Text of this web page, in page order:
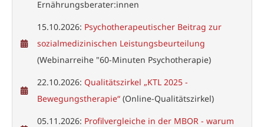
Ernährungsberater:innen
15.10.2026: Psychotherapeutischer Beitrag zur
sozialmedizinischen Leistungsbeurteilung
(Webinarreihe "60-Minuten Psychotherapie)
22.10.2026: Qualitätszirkel „KTL 2025 -
Bewegungstherapie“ (Online-Qualitätszirkel)
05.11.2026: Profilvergleiche in der MBOR - warum